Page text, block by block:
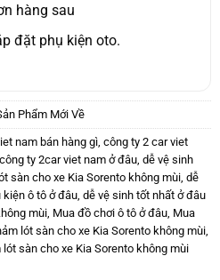
hàng sau
đặt phụ kiện oto.
Phẩm Mới Về
nam bán hàng gì, công ty 2 car viet
công ty 2car viet nam ở đâu, dễ vệ sinh
sàn cho xe Kia Sorento không mùi, dễ
kiện ô tô ở đâu, dễ vệ sinh tốt nhất ở đâu
mùi, Mua đồ chơi ô tô ở đâu, Mua
lót sàn cho xe Kia Sorento không mùi,
lót sàn cho xe Kia Sorento không mùi